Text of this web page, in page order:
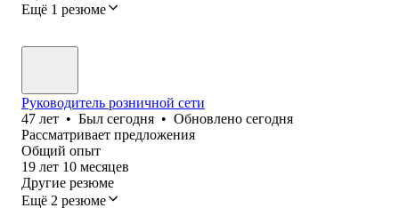
Ещё 1 резюме
Руководитель розничной сети
47 лет • Был сегодня • Обновлено сегодня
Рассматривает предложения
Общий опыт
19 лет 10 месяцев
Другие резюме
Ещё 2 резюме